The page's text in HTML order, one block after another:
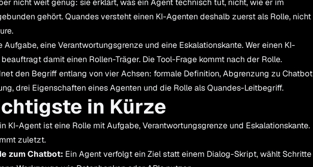
nicht weit genug: sie erklärt, was ein Agent technisch tut, nicht, wie er im
gehört. Quandes versteht einen KI-Agenten deshalb zuerst als Rolle, nicht
Aufgabe, eine Verantwortungsgrenze und eine Eskalationskante. Wer einen KI-
damit einen Rollen-Träger. Die Tool-Frage kommt nach der Rolle.
den Begriff entlang von vier Achsen: formale Definition, Abgrenzung zu Chatbot
drei Eigenschaften eines Agenten und die Rolle als Quandes-Leitbegriff.
in Kürze
KI-Agent ist eine Rolle mit Aufgabe, Verantwortungsgrenze und Eskalationskante.
zuletzt.
zum Chatbot: Ein Agent verfolgt ein Ziel statt einem Dialog-Skript, wählt Schritte